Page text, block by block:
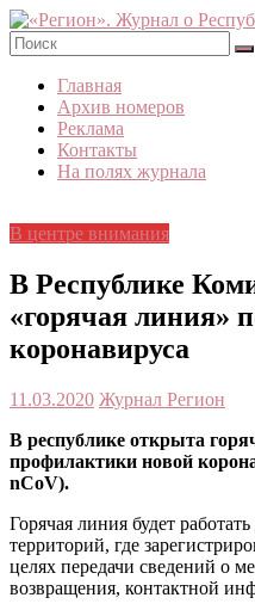
Skip
to
content
«Регион».
Журнал
Республике
Коми
Главная
Архив номеров
Реклама
Контакты
На полях журнала
В центре внимания
В Республике
«горячая линия»
коронавируса
11.03.2020 Журнал Регион
В республике открыта
профилактики новой
nCoV).
Горячая линия будет
территорий, где
целях передачи сведений о
возвращения, контактной